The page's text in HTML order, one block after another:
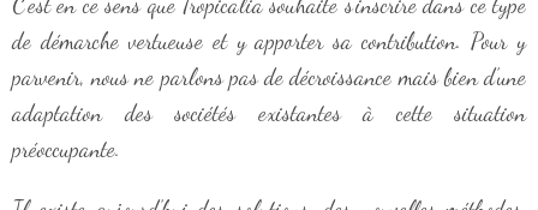
de démarche vertueuse et y apporter sa contribution. Pour y
parvenir, nous ne parlons pas de décroissance mais bien d’une
adaptation des sociétés existantes à cette situation
préoccupante.